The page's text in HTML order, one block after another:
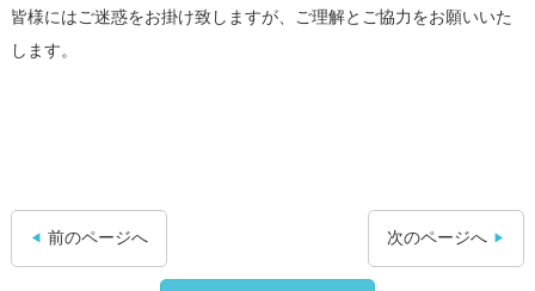
皆様にはご迷惑をお掛け致しますが、ご理解とご協力をお願いいた
します。
前のページへ 次のページへ